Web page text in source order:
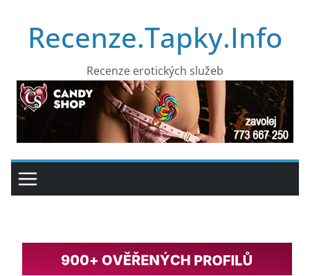
obsahRecenze.Tapky.Info
Recenze erotických služeb